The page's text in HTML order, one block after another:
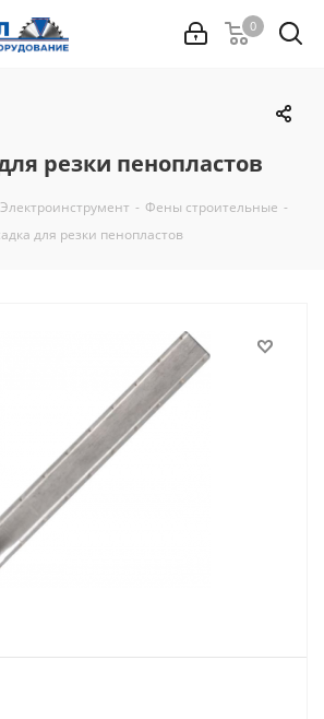
0
резки пенопластов
Электроинструмент - Фены строительные -
для резки пенопластов